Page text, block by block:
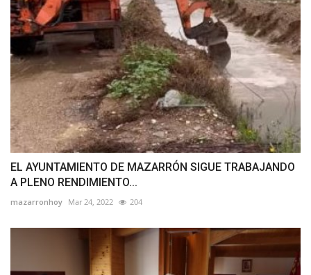
EL AYUNTAMIENTO DE MAZARRÓN SIGUE TRABAJANDO
A PLENO RENDIMIENTO...
mazarronhoy Mar 24, 2022 204